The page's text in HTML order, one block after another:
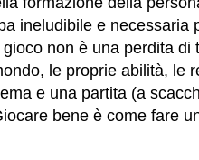
ineludibile e necessaria
non è una perdita di
le proprie abilità, le
e una partita (a
bene è come fare